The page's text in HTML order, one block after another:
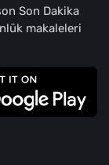
Son Dakika
makaleleri